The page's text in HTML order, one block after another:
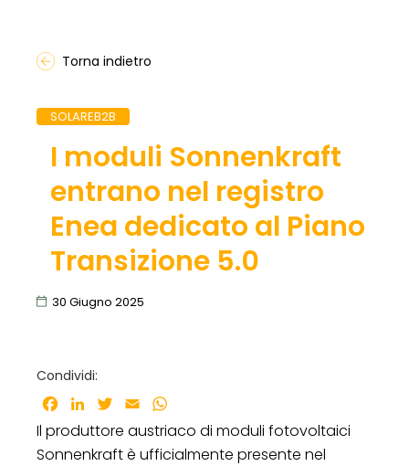
Torna indietro
SOLAREB2B
I moduli Sonnenkraft
entrano nel registro
Enea dedicato al Piano
Transizione 5.0
30 Giugno 2025
Condividi:
Facebook
LinkedInTwitter
Email
Il produttore austriaco di moduli fotovoltaici
Sonnenkraft è ufficialmente presente nel